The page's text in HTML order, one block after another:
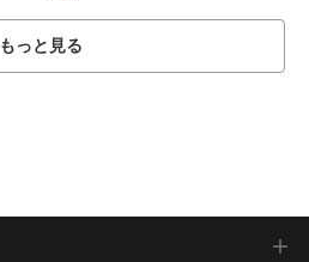
もっと見る